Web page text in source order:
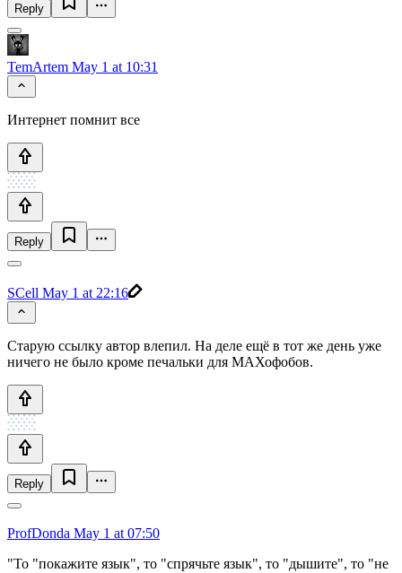
Reply
TemArtem May 1 at 10:31
Интернет помнит все
Reply
SCell May 1 at 22:16
Старую ссылку автор влепил. На деле ещё в тот же день уже
ничего не было кроме печальки для МАХофобов.
Reply
ProfDonda May 1 at 07:50
"То "покажите язык", то "спрячьте язык", то "дышите", то "не